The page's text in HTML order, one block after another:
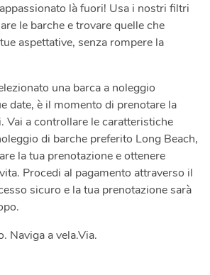
là fuori! Usa i nostri filtri
le barche e trovare quelle che
aspettative, senza rompere la
una barca a noleggio
date, è il momento di prenotare la
Vai a controllare le caratteristiche
di barche preferito Long Beach,
la tua prenotazione e ottenere
Procedi al pagamento attraverso il
sicuro e la tua prenotazione sarà
Naviga a vela.Via.